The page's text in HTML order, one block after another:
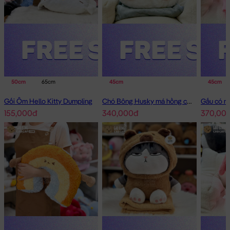
50cm 65cm
Gối Ôm Hello Kitty Dumpling
155,000đ
45cm
Chó Bông Husky má hồng có mền 2in1
340,000đ
45cm